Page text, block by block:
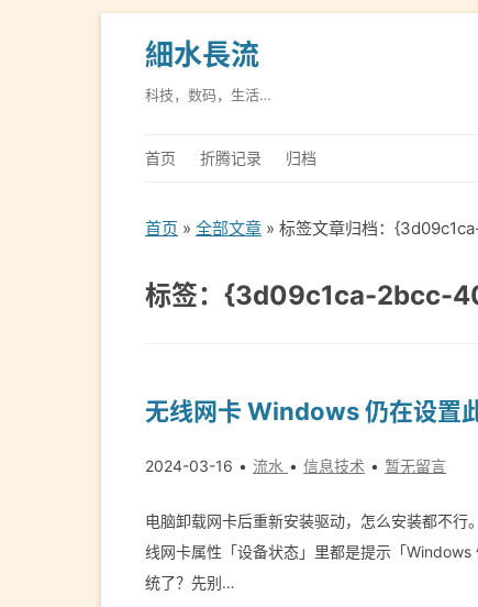
細水長流
科技，数码，生活…
首页 折腾记录 归档
首页 » 全部文章 » 标签文章归档：
标签：{3d09c1ca-2bcc-
无线网卡 Windows 仍在设置
2024-03-16 流水 信息技术 暂无留言
电脑卸载网卡后重新安装驱动，怎么安装都不
线网卡属性「设备状态」里都是提示「
统了？先别…